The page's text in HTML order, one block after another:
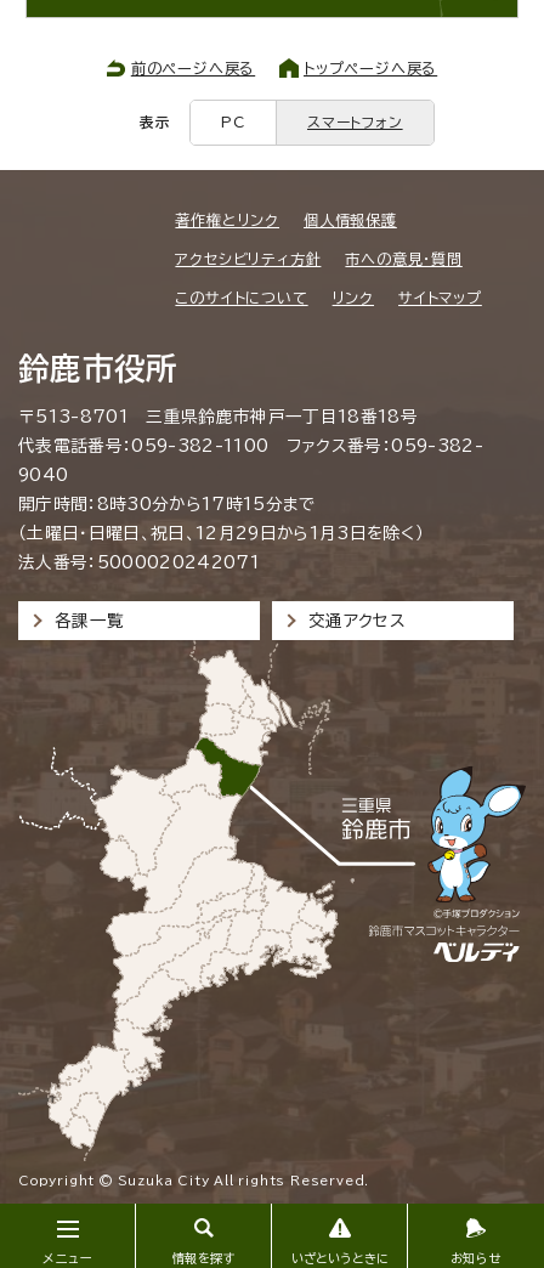
前のページへ戻る トップページへ戻る
表示 PC スマートフォン
メニュー 情報を探す いざというときに お知らせ
著作権とリンク 個人情報保護
アクセシビリティ方針 市への意見・質問
このサイトについて リンク サイトマップ
鈴鹿市役所
〒513-8701 三重県鈴鹿市神戸一丁目18番18号
代表電話番号：059-382-1100 ファクス番号：059-382-
9040
開庁時間：8時30分から17時15分まで
（土曜日・日曜日、祝日、12月29日から1月3日を除く）
法人番号：5000020242071
各課一覧 交通アクセス
Copyright © Suzuka City All rights Reserved.